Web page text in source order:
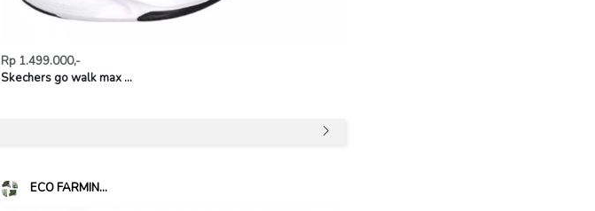
Rp 1.499.000,-
Skechers go walk max ...
ECO FARMIN...